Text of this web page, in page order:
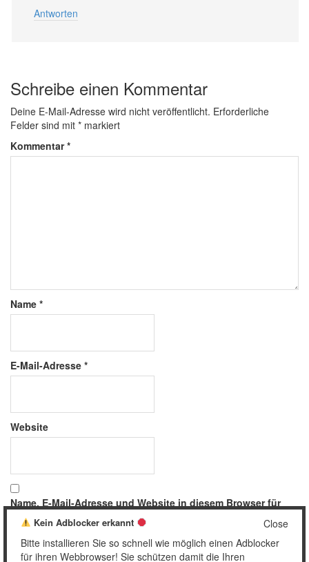
Antworten
Schreibe einen Kommentar
Deine E-Mail-Adresse wird nicht veröffentlicht. Erforderliche
Felder sind mit * markiert
Kommentar*
Name *
E-Mail-Adresse *
Website
Name, E-Mail-Adresse und Website in diesem Browser für
meinen nächsten Kommentar speichern.
Close
Kein Adblocker erkannt
Bitte installieren Sie so schnell wie möglich einen Adblocker
für ihren Webbrowser! Sie schützen damit die Ihren